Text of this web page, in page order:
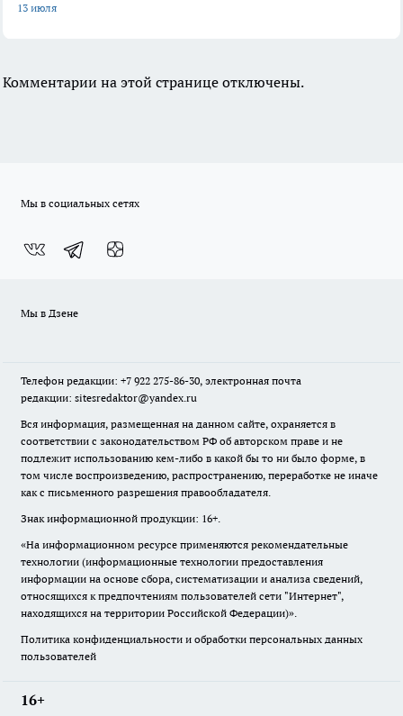
13 июля
Комментарии на этой странице отключены.
Мы в социальных сетях
Мы в Дзене
Телефон редакции: +7 922 275-86-30, электронная почта
редакции: sitesredaktor@yandex.ru
Вся информация, размещенная на данном сайте, охраняется в
соответствии с законодательством РФ об авторском праве и не
подлежит использованию кем-либо в какой бы то ни было форме, в
том числе воспроизведению, распространению, переработке не иначе
как с письменного разрешения правообладателя.
Знак информационной продукции: 16+.
«На информационном ресурсе применяются рекомендательные
технологии (информационные технологии предоставления
информации на основе сбора, систематизации и анализа сведений,
относящихся к предпочтениям пользователей сети "Интернет",
находящихся на территории Российской Федерации)».
Политика конфиденциальности и обработки персональных данных
пользователей
16+